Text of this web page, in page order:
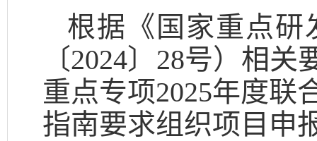
根据《国家重点研
〔2024〕28号）相
重点专项2025年度联
指南要求组织项目申